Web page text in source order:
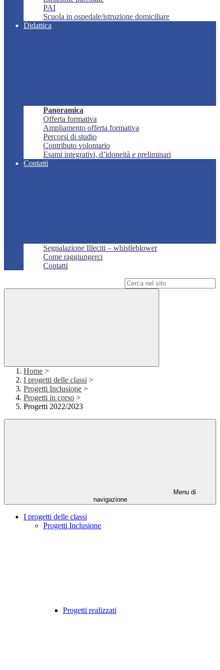
PAI
Scuola in ospedale/istruzione domiciliare
Didattica
Panoramica
Offerta formativa
Ampliamento offerta formativa
Percorsi di studio
Contributo volontario
Esami integrativi, d’idoneità e preliminari
Contatti
Segnalazione Illeciti – whistleblower
Come raggiungerci
Contatti
Home >
I progetti delle classi >
Progetti Inclusione >
Progetti in corso >
Progetti 2022/2023
Menu di
navigazione
I progetti delle classi
Progetti Inclusione
Progetti realizzati